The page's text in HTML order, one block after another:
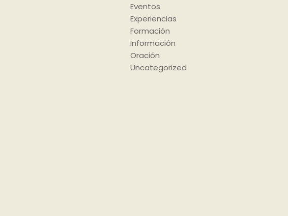
Eventos
Experiencias
Formación
Información
Oración
Uncategorized